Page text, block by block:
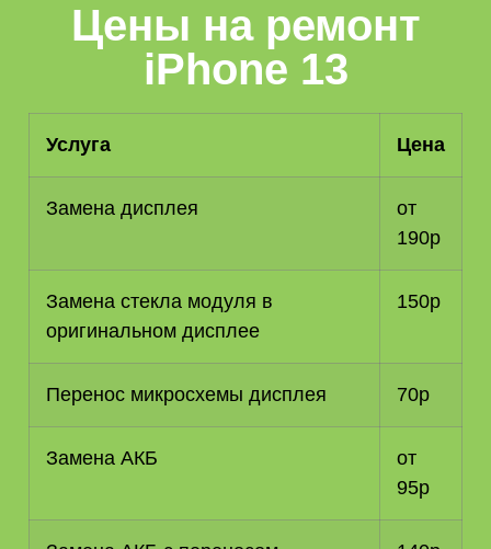
Цены на ремонт
iPhone 13
Услуга Цена
Замена дисплея
от
190р
Замена стекла модуля в
оригинальном дисплее
150р
Перенос микросхемы дисплея 70р
Замена АКБ
от
95р